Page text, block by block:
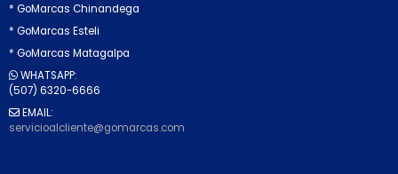
* GoMarcas Chinandega
* GoMarcas Esteli
* GoMarcas Matagalpa
WHATSAPP:
(507) 6320-6666
EMAIL:
servicioalcliente@gomarcas.com